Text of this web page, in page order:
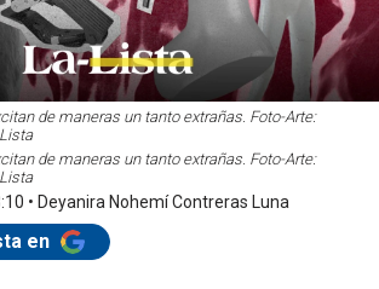
de maneras un tanto extrañas. Foto-Arte:
de maneras un tanto extrañas. Foto-Arte:
• Deyanira Nohemí Contreras Luna
en